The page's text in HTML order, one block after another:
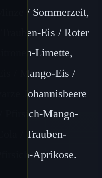
/ Sommerzeit,
Trauben-Eis / Roter
Limette,
/ Mango-Eis /
Johannisbeere
Pfirsich-Mango-
/ Trauben-
Aprikose.